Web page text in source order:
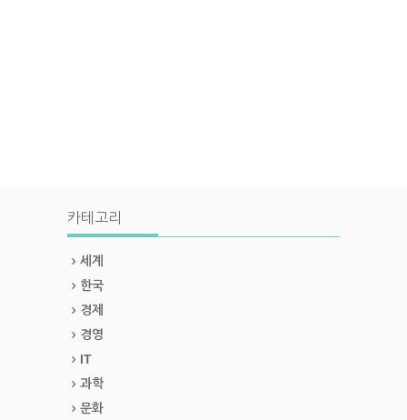
카테고리
세계
한국
경제
경영
IT
과학
문화